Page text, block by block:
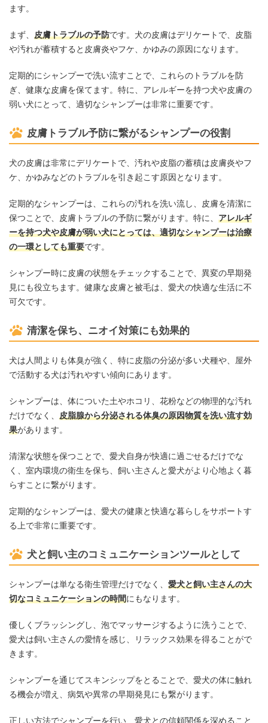
ます。
まず、 皮膚トラブルの予防です。犬の皮膚はデリケートで、皮脂
や汚れが蓄積すると皮膚炎やフケ、かゆみの原因になります。
定期的にシャンプーで洗い流すことで、これらのトラブルを防
ぎ、健康な皮膚を保てます。特に、アレルギーを持つ犬や皮膚の
弱い犬にとって、適切なシャンプーは非常に重要です。
皮膚トラブル予防に繋がるシャンプーの役割
犬の皮膚は非常にデリケートで、汚れや皮脂の蓄積は皮膚炎やフ
ケ、かゆみなどのトラブルを引き起こす原因となります。
定期的なシャンプーは、これらの汚れを洗い流し、皮膚を清潔に
保つことで、皮膚トラブルの予防に繋がります。特に、 アレルギ
ーを持つ犬や皮膚が弱い犬にとっては、適切なシャンプーは治療
の一環としても重要です。
シャンプー時に皮膚の状態をチェックすることで、異変の早期発
見にも役立ちます。健康な皮膚と被毛は、愛犬の快適な生活に不
可欠です。
清潔を保ち、ニオイ対策にも効果的
犬は人間よりも体臭が強く、特に皮脂の分泌が多い犬種や、屋外
で活動する犬は汚れやすい傾向にあります。
シャンプーは、体についた土やホコリ、花粉などの物理的な汚れ
だけでなく、 皮脂腺から分泌される体臭の原因物質を洗い流す効
果があります。
清潔な状態を保つことで、愛犬自身が快適に過ごせるだけでな
く、室内環境の衛生を保ち、飼い主さんと愛犬がより心地よく暮
らすことに繋がります。
定期的なシャンプーは、愛犬の健康と快適な暮らしをサポートす
る上で非常に重要です。
犬と飼い主のコミュニケーションツールとして
シャンプーは単なる衛生管理だけでなく、 愛犬と飼い主さんの大
切なコミュニケーションの時間にもなります。
優しくブラッシングし、泡でマッサージするように洗うことで、
愛犬は飼い主さんの愛情を感じ、リラックス効果を得ることがで
きます。
シャンプーを通じてスキンシップをとることで、愛犬の体に触れ
る機会が増え、病気や異常の早期発見にも繋がります。
正しい方法でシャンプーを行い、愛犬との信頼関係を深めること